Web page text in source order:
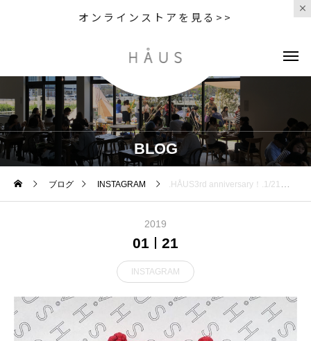
オンラインストアを見る>>
BLOG
ブログ INSTAGRAM .HÅUS3rd anniversary！.1/21、本日でHÅUSは3周年です日々、たくさんの方にご来店頂き感謝でいっぱいです！おいしいご飯の時間日常を愉しく過ごせる生活雑貨や季節のギフト外遊びのアウトドア日々を快適に過ごせるめがね着心地のよいお洋服大切なワンちゃんのご飯HÅUSでみなさまの日々の暮らしのお手伝いをさせて頂けるようにお店づくりをしていきます。まだまだ至らぬところがたくさんあるとは思いますが、これからも何卒、宜しくお願い致します HÅUSスタッフ一同2019.1.21#thanks#3周年#3rdanniversary #HÅUS#hausmatsue #島根#松江
2019
01 21
INSTAGRAM